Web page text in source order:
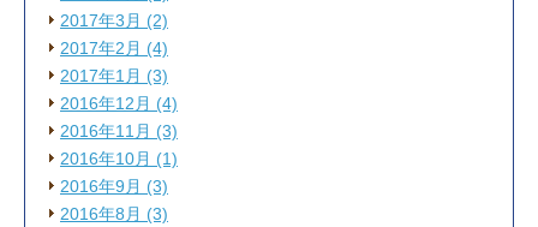
2017年3月 (2)
2017年2月 (4)
2017年1月 (3)
2016年12月 (4)
2016年11月 (3)
2016年10月 (1)
2016年9月 (3)
2016年8月 (3)